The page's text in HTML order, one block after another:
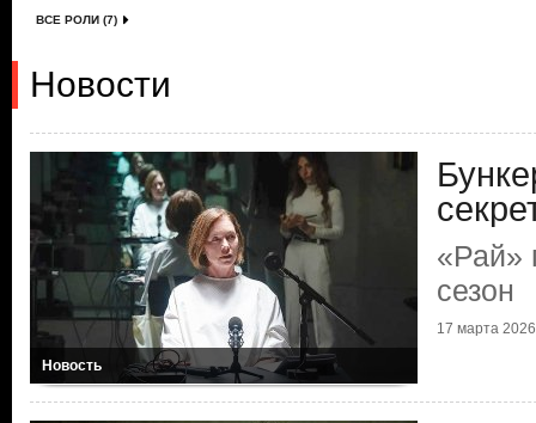
ВСЕ РОЛИ (7)
Новости
Новость
«Рай»
сезон
17 марта 2026